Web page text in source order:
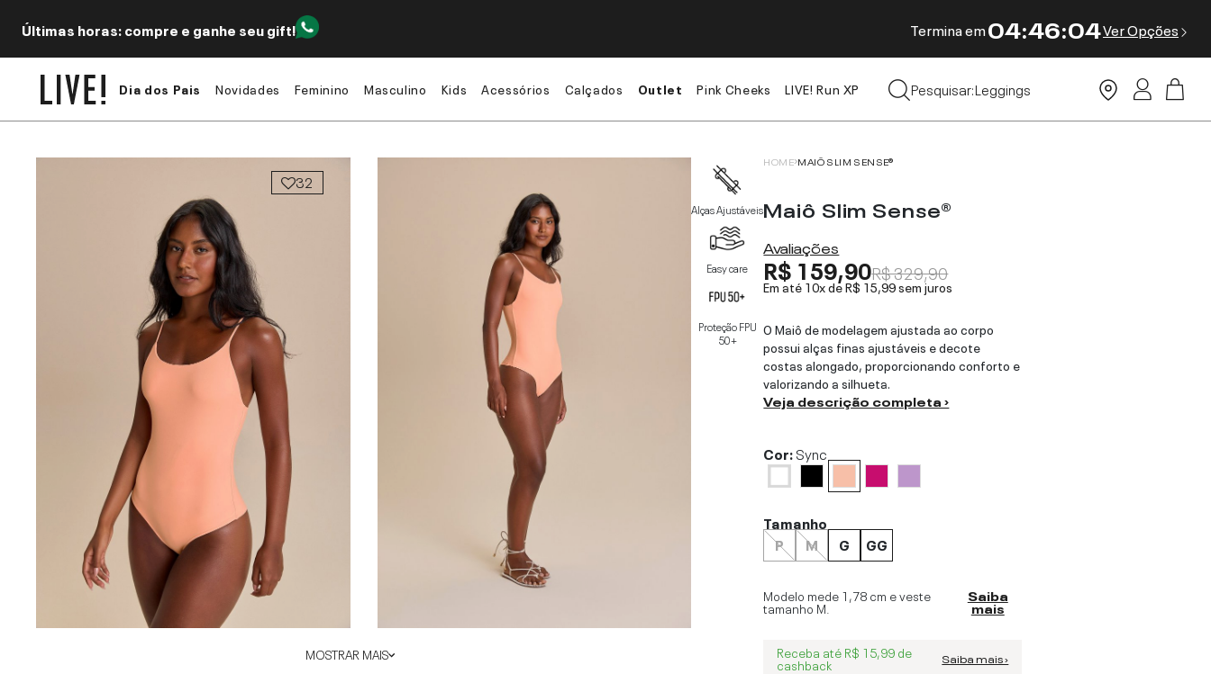
Últimas horas: compre e ganhe seu gift! Termina em04:46:03Ver Opções
Dia dos Pais Novidades Feminino Masculino Kids Acessórios Calçados Outlet Pink Cheeks LIVE! Run XP
Pesquisar:
Tops
Leggings
32
MOSTRAR MAIS
Alças Ajustáveis
Easy care
Proteção FPU
50+
HOME MAIÔ SLIM SENSE®
Maiô Slim Sense®
Avaliações
R$ 159,90R$ 329,90
Em até 10x deR$ 15,99sem juros
O Maiô de modelagem ajustada ao corpo
possui alças finas ajustáveis e decote
costas alongado, proporcionando conforto e
valorizando a silhueta.
Veja descrição completa ›
Cor:Sync
Tamanho
P
M G GG
Modelo mede 1,78 cm e veste
tamanho M
Saiba
mais
Receba até R$ 15,99 de
cashback Saiba mais ›